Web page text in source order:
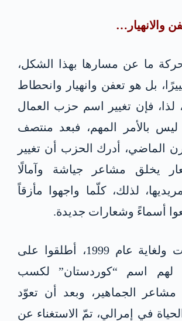
والانهيار…
ما عن مسارها بهذا الشكل،
بل هو تعفن وانهيار وانحطاط
لذا، فإن تغيير اسم حزب العمال
ليس بالأمر المهم، فبعد منتصف
الماضي، أدرك الحزب أن تغيير
يخلق مشاعر جياشة وآمالًا
لذلك، كلّما واجهوا مأزقاً
أسماءً وشعارات جديدة.
منذ الثمانينيات ولغاية عام 1999، أطلقوا على
اسم “كوردستان” لكسب
مشاعر الجماهير، وبعد أن تعوّد
في إمرالي، تمّ الاستغناء عن